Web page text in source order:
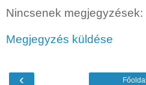
Nincsenek megjegyzések:
Megjegyzés küldése
‹ Főoldal